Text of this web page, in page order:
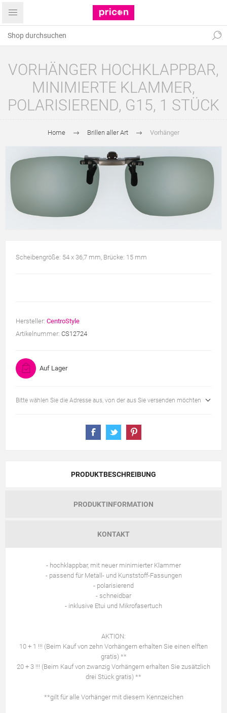
VORHÄNGER HOCHKLAPPBAR,
MINIMIERTE KLAMMER,
POLARISIEREND, G15, 1 STÜCK
Home Brillen aller Art Vorhänger
Scheibengröße: 54 x 36,7 mm, Brücke: 15 mm
Hersteller: CentroStyle
Artikelnummer: CS12724
Auf Lager
Bitte wählen Sie die Adresse aus, von der aus Sie versenden möchten
PRODUKTBESCHREIBUNG
PRODUKTINFORMATION
KONTAKT
- hochklappbar, mit neuer minimierter Klammer
- passend für Metall- und Kunststoff-Fassungen
- polarisierend
- schneidbar
- inklusive Etui und Mikrofasertuch
AKTION:
10 + 1 !!! (Beim Kauf von zehn Vorhängern erhalten Sie einen elften
gratis) **
20 + 3 !!! (Beim Kauf von zwanzig Vorhängern erhalten Sie zusätzlich
drei Stück gratis) **
**gilt für alle Vorhänger mit diesem Kennzeichen